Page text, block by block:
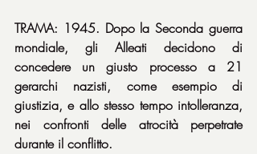
TRAMA: 1945. Dopo la Seconda guerra
mondiale, gli Alleati decidono di
concedere un giusto processo a 21
gerarchi nazisti, come esempio di
giustizia, e allo stesso tempo intolleranza,
nei confronti delle atrocità perpetrate
durante il conflitto.